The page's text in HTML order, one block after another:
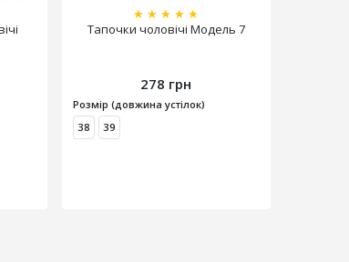
★ ★ ★ ★ ★
Тапочки чоловічі Модель 7
278 грн
Розмір (довжина устілок)
38
39